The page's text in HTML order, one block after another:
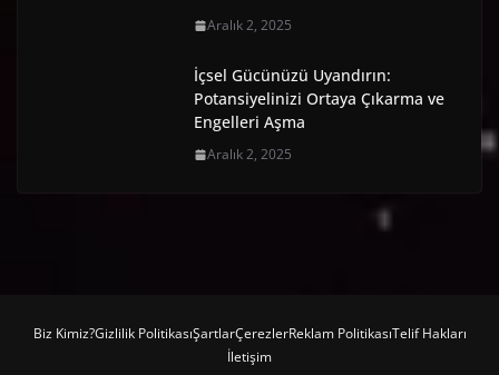
Aralık 2, 2025
İçsel Gücünüzü Uyandırın:
Potansiyelinizi Ortaya Çıkarma ve
Engelleri Aşma
Aralık 2, 2025
Biz Kimiz?Gizlilik PolitikasıŞartlarÇerezlerReklam PolitikasıTelif Hakları
İletişim